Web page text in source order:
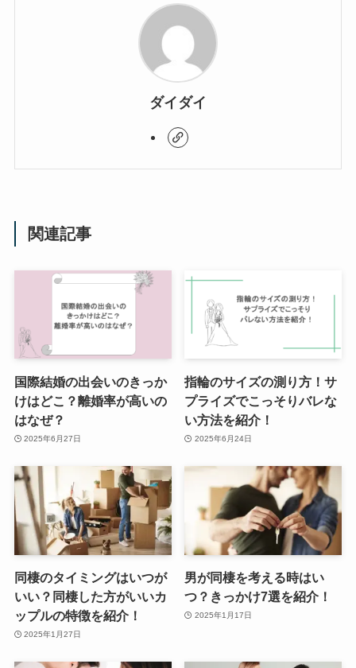
ダイダイ
関連記事
国際結婚の出会いのきっか
けはどこ？離婚率が高いの
はなぜ？
2025年6月27日
指輪のサイズの測り方！サ
プライズでこっそりバレな
い方法を紹介！
2025年6月24日
同棲のタイミングはいつが
いい？同棲した方がいいカ
ップルの特徴を紹介！
2025年1月27日
男が同棲を考える時はい
つ？きっかけ7選を紹介！
2025年1月17日